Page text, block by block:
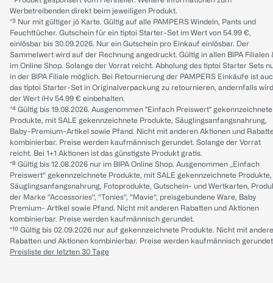
Werbetreibenden direkt beim jeweiligen Produkt.
*³ Nur mit gültiger jö Karte. Gültig auf alle PAMPERS Windeln, Pants und
Feuchttücher. Gutschein für ein tiptoi Starter-Set im Wert von 54.99 €,
einlösbar bis 30.09.2026. Nur ein Gutschein pro Einkauf einlösbar. Der
Sammelwert wird auf der Rechnung angedruckt. Gültig in allen BIPA Filialen
im Online Shop. Solange der Vorrat reicht. Abholung des tiptoi Starter Sets
in der BIPA Filiale möglich. Bei Retournierung der PAMPERS Einkäufe ist
das tiptoi Starter-Set in Originalverpackung zu retournieren, andernfalls wird
der Wert iHv 54.99 € einbehalten.
*⁴ Gültig bis 19.08.2026. Ausgenommen "Einfach Preiswert" gekennzeichnete
Produkte, mit SALE gekennzeichnete Produkte, Säuglingsanfangsnahrung,
Baby-Premium-Artikel sowie Pfand. Nicht mit anderen Aktionen und
kombinierbar. Preise werden kaufmännisch gerundet. Solange der Vorrat
reicht. Bei 1+1 Aktionen ist das günstigste Produkt gratis.
*⁸ Gültig bis 12.08.2026 nur im BIPA Online Shop. Ausgenommen „Einfach
Preiswert“ gekennzeichnete Produkte, mit SALE gekennzeichnete Produkte,
Säuglingsanfangsnahrung, Fotoprodukte, Gutschein- und Wertkarten,
der Marke “Accessories“, “Tonies“, “Mavie“, preisgebundene Ware, Baby
Premium- Artikel sowie Pfand. Nicht mit anderen Rabatten und Aktionen
kombinierbar. Preise werden kaufmännisch gerundet.
*¹⁰ Gültig bis 02.09.2026 nur auf gekennzeichnete Produkte. Nicht mit
Rabatten und Aktionen kombinierbar. Preise werden kaufmännisch
Preisliste der letzten 30 Tage